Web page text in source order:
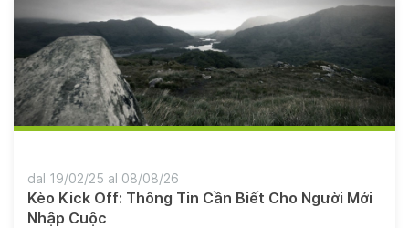
Kèo Kick Off: Thông Tin Cần Biết Cho Người Mới
Nhập Cuộc
dal 19/02/25 al 08/08/26